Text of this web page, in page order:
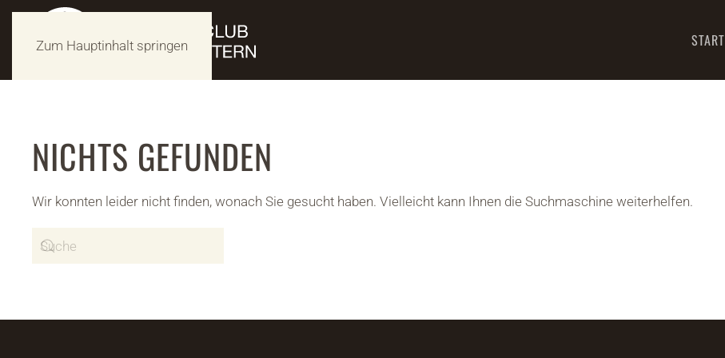
Zum Hauptinhalt springen START
NICHTS GEFUNDEN
Wir konnten leider nicht finden, wonach Sie gesucht haben. Vielleicht kann Ihnen die Suchmaschine weiterhelfen.